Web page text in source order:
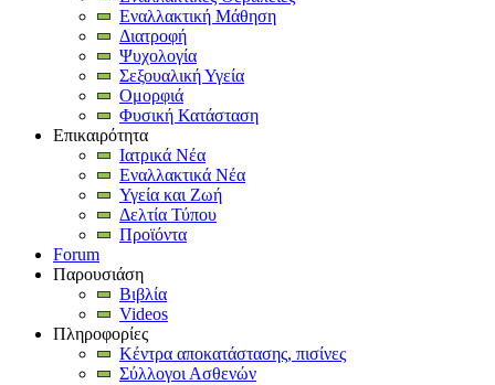
Εναλλακτική Μάθηση
Διατροφή
Ψυχολογία
Σεξουαλική Υγεία
Ομορφιά
Φυσική Κατάσταση
Επικαιρότητα
Ιατρικά Νέα
Εναλλακτικά Νέα
Υγεία και Ζωή
Δελτία Τύπου
Προϊόντα
Forum
Παρουσιάση
Βιβλία
Videos
Πληροφορίες
Κέντρα αποκατάστασης, πισίνες
Σύλλογοι Ασθενών